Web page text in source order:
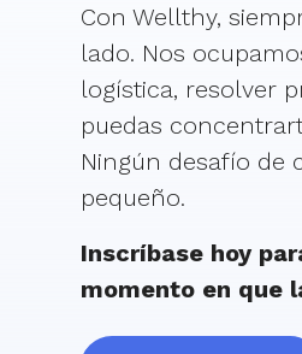
Con Wellthy,
lado. Nos
logística, resolver
puedas
Ningún desafío de
pequeño.
Inscríbase hoy
momento en que